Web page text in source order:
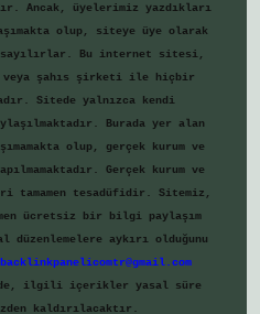
Ancak, üyelerimiz yazdıkları
olup, siteye üye olarak
sayılırlar. Bu internet sitesi,
veya şahıs şirketi ile hiçbir
Sitede yalnızca kendi
Burada yer alan
olup, gerçek kurum ve
Gerçek kurum ve
tesadüfidir. Sitemiz,
ücretsiz bir bilgi paylaşım
düzenlemelere aykırı olduğunu
backlinkpanelicomtr@gmail.com
ilgili içerikler yasal süre
kaldırılacaktır.